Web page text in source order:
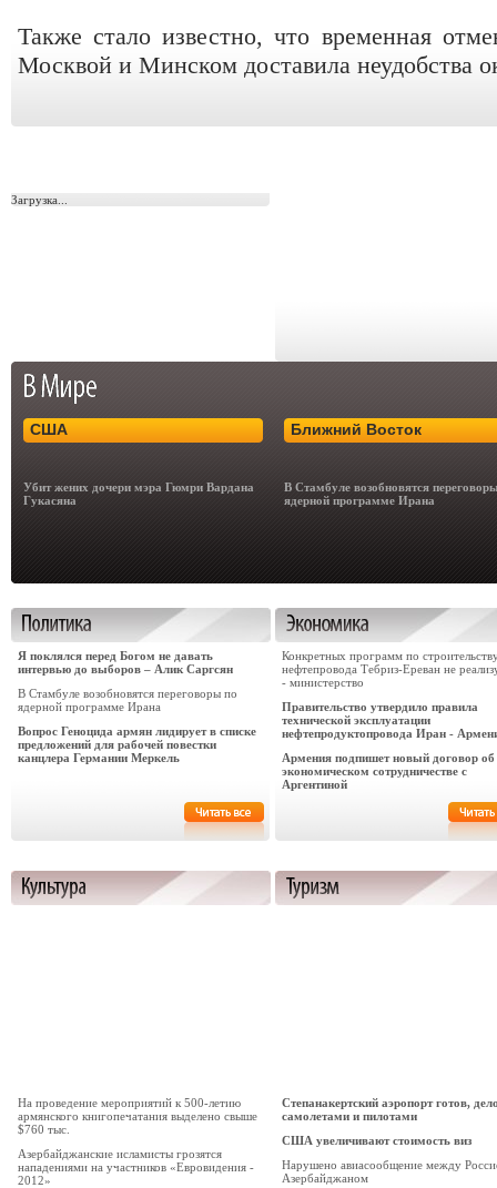
Также стало известно, что временная
Москвой и Минском доставила неудобства
Загрузка...
США
Убит жених дочери мэра Гюмри Вардана
Гукасяна
Ближний Восток
В Стамбуле возобновятся
ядерной программе Ирана
Я поклялся перед Богом не давать
интервью до выборов – Алик Саргсян
В Стамбуле возобновятся переговоры по
ядерной программе Ирана
Вопрос Геноцида армян лидирует в списке
предложений для рабочей повестки
канцлера Германии Меркель
Конкретных программ по
нефтепровода Тебриз-Ереван не
- министерство
Правительство утвердило правила
технической эксплуатации
нефтепродуктопровода Иран -
Армения подпишет новый договор об
экономическом сотрудничестве с
Аргентиной
На проведение мероприятий к 500-летию
армянского книгопечатания выделено свыше
$760 тыс.
Азербайджанские исламисты грозятся
нападениями на участников «Евровидения -
2012»
Степанакертский аэропорт готов,
самолетами и пилотами
США увеличивают стоимость виз
Нарушено авиасообщение между
Азербайджаном